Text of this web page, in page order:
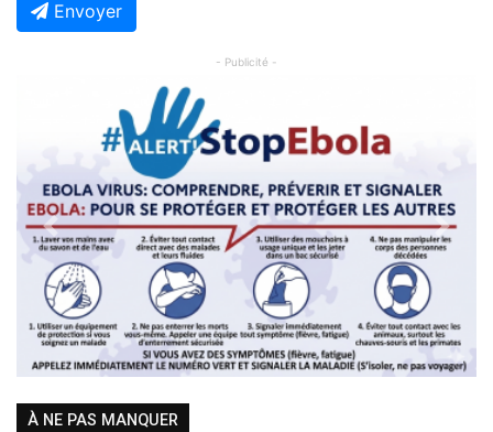
Envoyer
- Publicité -
Previous Next
À NE PAS MANQUER